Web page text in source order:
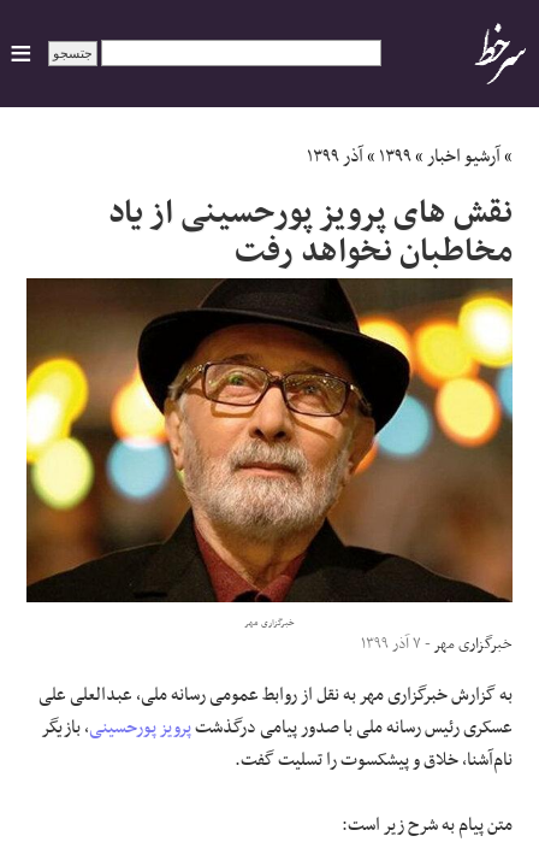
ایران
سیاسی
اقتصاد
ورزشی
جهان
حوادث
علوم و فن آوری
فرهنگی و هنری
مقالات
»آرشیو اخبار»۱۳۹۹»آذر ۱۳۹۹
نقش های پرویز پورحسینی از یاد
مخاطبان نخواهد رفت
خبرگزاری مهر
خبرگزاری مهر- ۷ آذر ۱۳۹۹
به گزارش خبرگزاری مهر به نقل از روابط عمومی رسانه ملی، عبدالعلی علی
عسکری رئیس رسانه ملی با صدور پیامی درگذشتپرویز پورحسینی، بازیگر
نام‌آشنا، خلاق و پیشکسوت را تسلیت گفت.
متن پیام به شرح زیر است: